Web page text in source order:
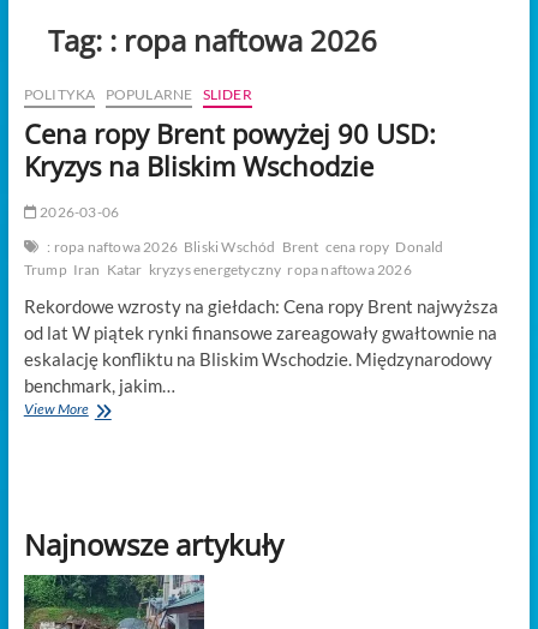
Tag: : ropa naftowa 2026
POLITYKA POPULARNE SLIDER
Cena ropy Brent powyżej 90 USD:
Kryzys na Bliskim Wschodzie
2026-03-06
: ropa naftowa 2026 Bliski Wschód Brent cena ropy Donald
Trump Iran Katar kryzys energetyczny ropa naftowa 2026
Rekordowe wzrosty na giełdach: Cena ropy Brent najwyższa
od lat W piątek rynki finansowe zareagowały gwałtownie na
eskalację konfliktu na Bliskim Wschodzie. Międzynarodowy
benchmark, jakim…
View MoreCena
Kryzys
na
Bliskim
Wschodzie
Najnowsze artykuły